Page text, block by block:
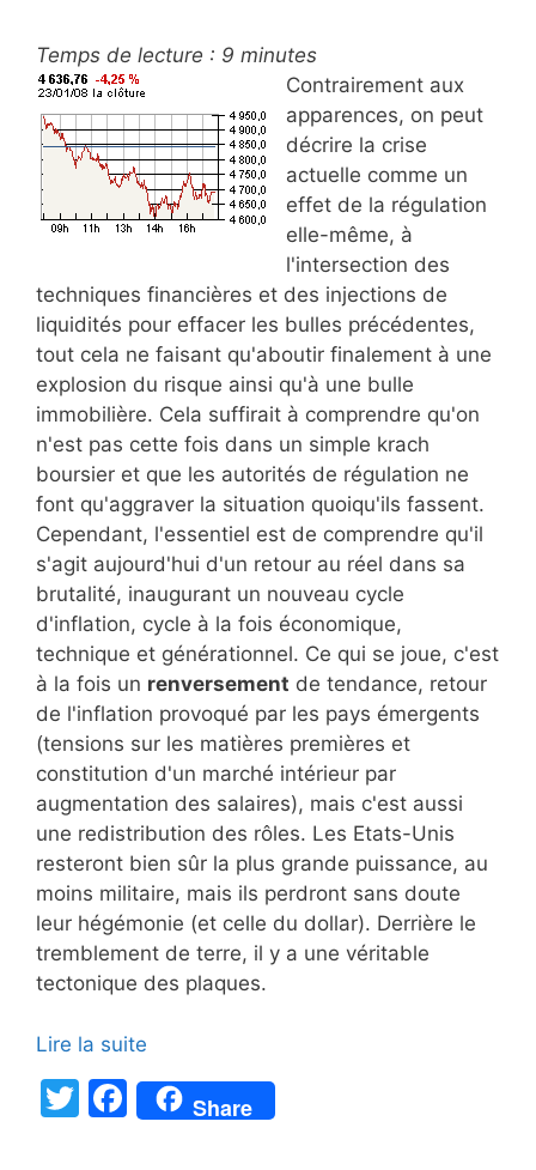
Temps de lecture : 9 minutes
Contrairement aux
apparences, on peut
décrire la crise
actuelle comme un
effet de la régulation
elle-même, à
l'intersection des
techniques financières et des injections de
liquidités pour effacer les bulles précédentes,
tout cela ne faisant qu'aboutir finalement à une
explosion du risque ainsi qu'à une bulle
immobilière. Cela suffirait à comprendre qu'on
n'est pas cette fois dans un simple krach
boursier et que les autorités de régulation ne
font qu'aggraver la situation quoiqu'ils fassent.
Cependant, l'essentiel est de comprendre qu'il
s'agit aujourd'hui d'un retour au réel dans sa
brutalité, inaugurant un nouveau cycle
d'inflation, cycle à la fois économique,
technique et générationnel. Ce qui se joue, c'est
à la fois un renversement de tendance, retour
de l'inflation provoqué par les pays émergents
(tensions sur les matières premières et
constitution d'un marché intérieur par
augmentation des salaires), mais c'est aussi
une redistribution des rôles. Les Etats-Unis
resteront bien sûr la plus grande puissance, au
moins militaire, mais ils perdront sans doute
leur hégémonie (et celle du dollar). Derrière le
tremblement de terre, il y a une véritable
tectonique des plaques.
Lire la suite
T
F
a
Share